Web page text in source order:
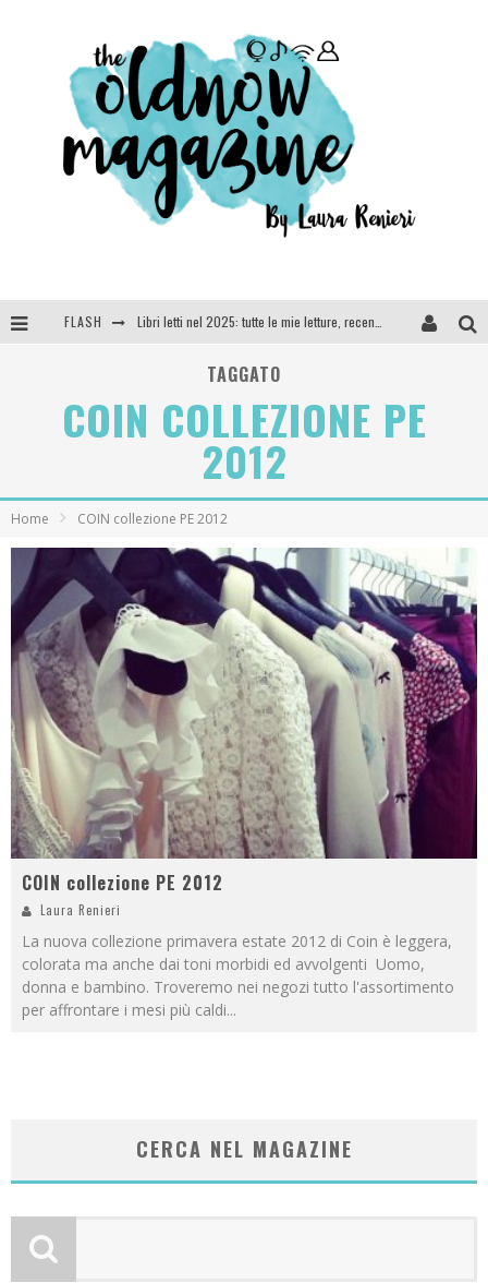
FLASH
SEE YOU AT 5 | Chanel
TAGGATO
COIN COLLEZIONE PE
2012
Home COIN collezione PE 2012
COIN collezione PE 2012
Laura Renieri
La nuova collezione primavera estate 2012 di Coin è leggera,
colorata ma anche dai toni morbidi ed avvolgenti Uomo,
donna e bambino. Troveremo nei negozi tutto l'assortimento
per affrontare i mesi più caldi...
CERCA NEL MAGAZINE